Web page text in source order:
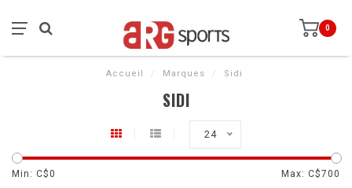
0
Accueil / Marques / Sidi
SIDI
24
Min: C$0 Max: C$700